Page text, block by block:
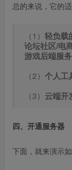
总的来说，它的
（1） 轻负载
论坛社区/电
游戏后端服务
（2） 个人工
（3） 云端开
四、开通服务器
下面，就来演示